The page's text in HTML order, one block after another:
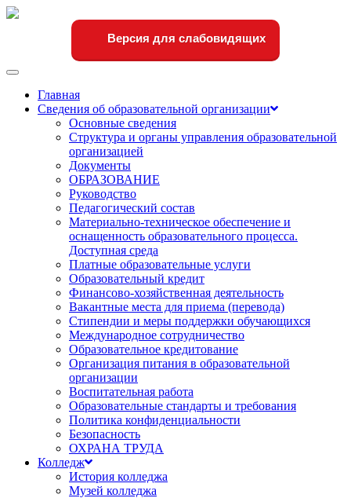
Версия для слабовидящих
Переключить
навигацииГлавная
Сведения об образовательной организации
Основные сведения
Структура и органы управления образовательной
организацией
Документы
ОБРАЗОВАНИЕ
Руководство
Педагогический состав
Материально-техническое обеспечение и
оснащенность образовательного процесса.
Доступная среда
Платные образовательные услуги
Образовательный кредит
Финансово-хозяйственная деятельность
Вакантные места для приема (перевода)
Стипендии и меры поддержки обучающихся
Международное сотрудничество
Образовательное кредитование
Организация питания в образовательной
организации
Воспитательная работа
Образовательные стандарты и требования
Политика конфиденциальности
Безопасность
ОХРАНА ТРУДА
Колледж
История колледжа
Музей колледжа